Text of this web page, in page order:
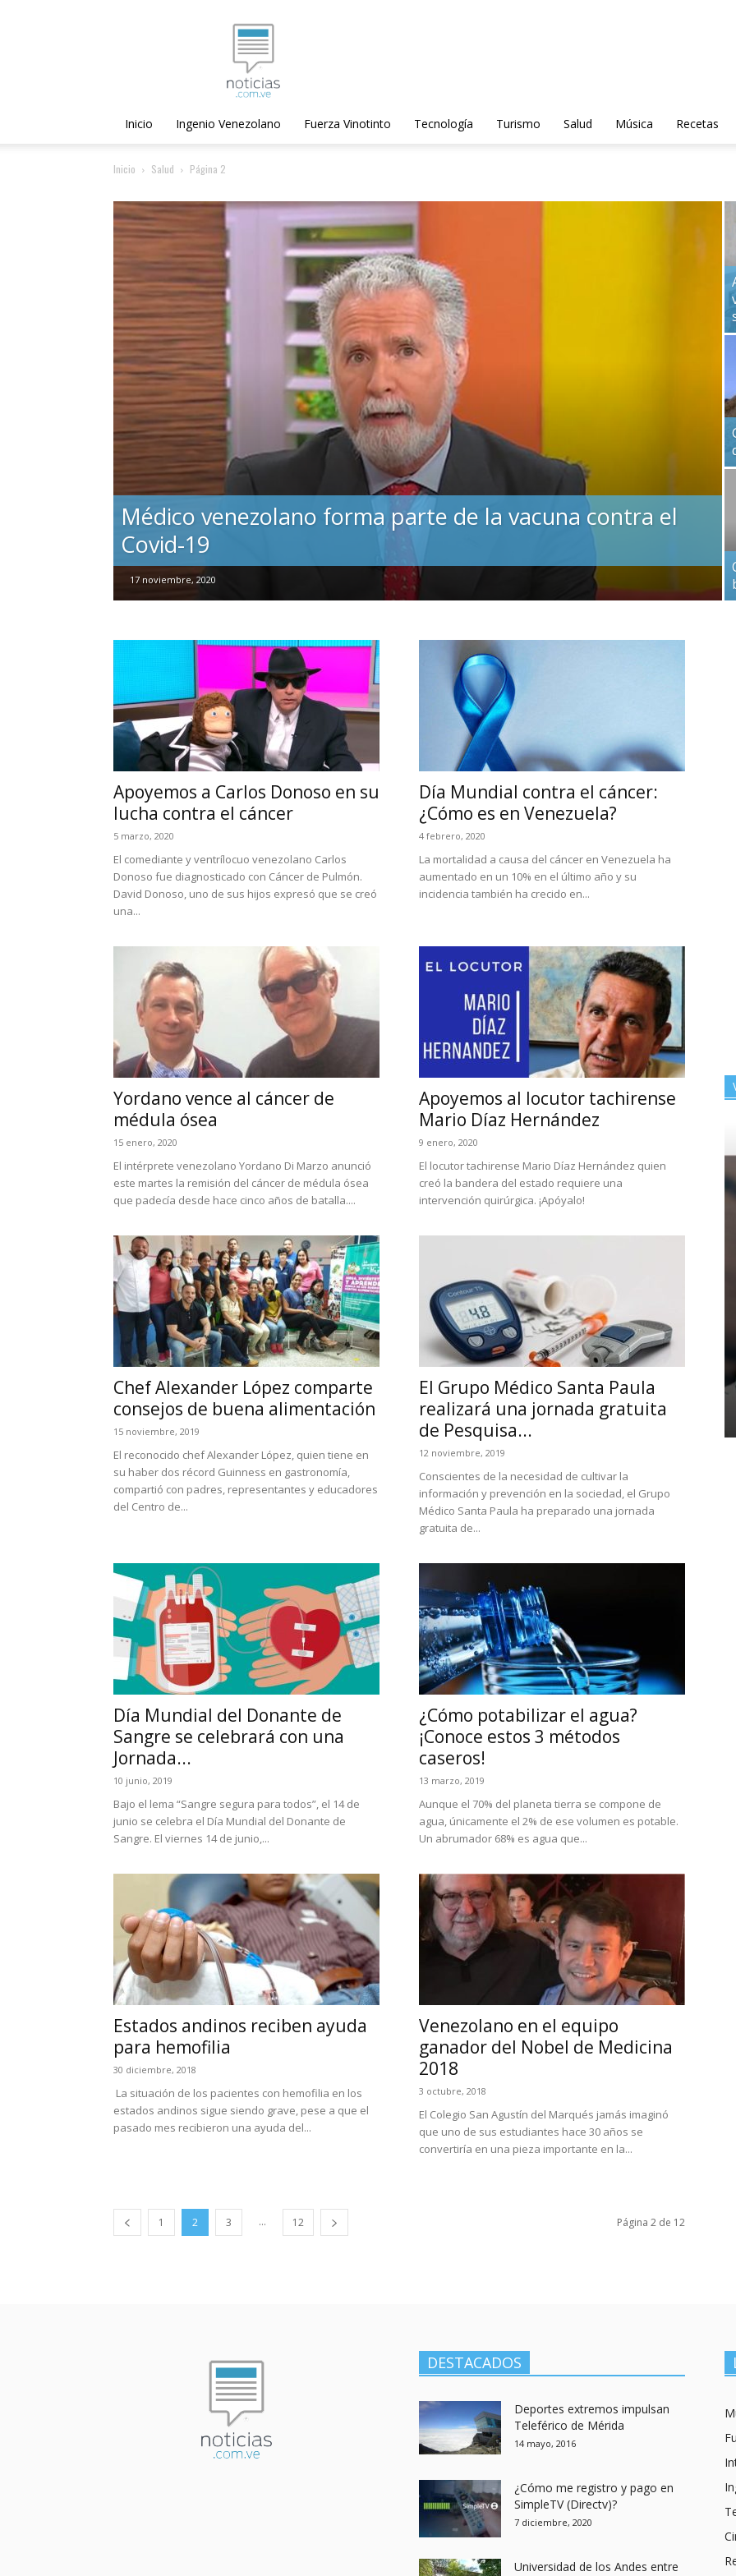
Noticias.com.ve
Inicio Ingenio Venezolano Fuerza Vinotinto Tecnología Turismo Salud Música Recetas
Inicio Salud Página 2
Médico venezolano forma parte de la vacuna contra el
Covid-19
17 noviembre, 2020
Apoyemos a Carlos Donoso en su
lucha contra el cáncer
5 marzo, 2020
El comediante y ventrílocuo venezolano Carlos
Donoso fue diagnosticado con Cáncer de Pulmón.
David Donoso, uno de sus hijos expresó que se creó
una...
Día Mundial contra el cáncer:
¿Cómo es en Venezuela?
4 febrero, 2020
La mortalidad a causa del cáncer en Venezuela ha
aumentado en un 10% en el último año y su
incidencia también ha crecido en...
Yordano vence al cáncer de
médula ósea
15 enero, 2020
El intérprete venezolano Yordano Di Marzo anunció
este martes la remisión del cáncer de médula ósea
que padecía desde hace cinco años de batalla....
Apoyemos al locutor tachirense
Mario Díaz Hernández
9 enero, 2020
El locutor tachirense Mario Díaz Hernández quien
creó la bandera del estado requiere una
intervención quirúrgica. ¡Apóyalo!
Chef Alexander López comparte
consejos de buena alimentación
15 noviembre, 2019
El reconocido chef Alexander López, quien tiene en
su haber dos récord Guinness en gastronomía,
compartió con padres, representantes y educadores
del Centro de...
El Grupo Médico Santa Paula
realizará una jornada gratuita
de Pesquisa...
12 noviembre, 2019
Conscientes de la necesidad de cultivar la
información y prevención en la sociedad, el Grupo
Médico Santa Paula ha preparado una jornada
gratuita de...
Día Mundial del Donante de
Sangre se celebrará con una
Jornada...
10 junio, 2019
Bajo el lema “Sangre segura para todos”, el 14 de
junio se celebra el Día Mundial del Donante de
Sangre. El viernes 14 de junio,...
¿Cómo potabilizar el agua?
¡Conoce estos 3 métodos
caseros!
13 marzo, 2019
Aunque el 70% del planeta tierra se compone de
agua, únicamente el 2% de ese volumen es potable.
Un abrumador 68% es agua que...
Estados andinos reciben ayuda
para hemofilia
30 diciembre, 2018
La situación de los pacientes con hemofilia en los
estados andinos sigue siendo grave, pese a que el
pasado mes recibieron una ayuda del...
Venezolano en el equipo
ganador del Nobel de Medicina
2018
3 octubre, 2018
El Colegio San Agustín del Marqués jamás imaginó
que uno de sus estudiantes hace 30 años se
convertiría en una pieza importante en la...
1 2 3 ... 12 Página 2 de 12
DESTACADOS
Deportes extremos impulsan
Teleférico de Mérida
14 mayo, 2016
¿Cómo me registro y pago en
SimpleTV (Directv)?
7 diciembre, 2020
Universidad de los Andes entre